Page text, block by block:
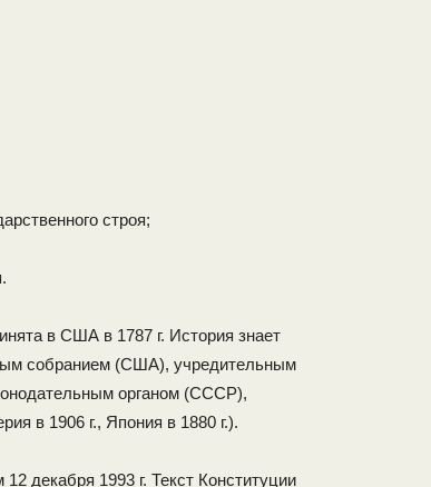
строя;
в США в 1787 г. История знает
собранием (США), учреди­тельным
органом (СССР),
в 1906 г., Япония в 1880 г.).
декабря 1993 г. Текст Конституции